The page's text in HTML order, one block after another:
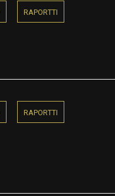
RAPORTTI
RAPORTTI